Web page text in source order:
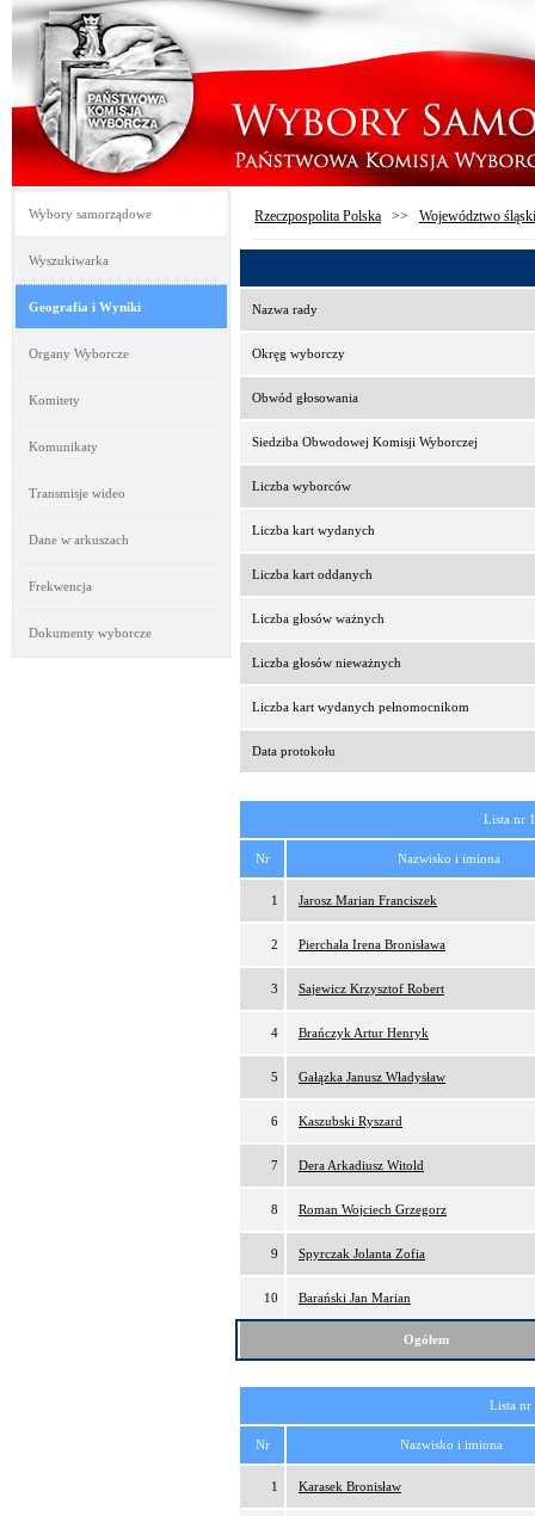
Wybory samorządowe
Wyszukiwarka
Geografia i Wyniki
Organy Wyborcze
Komitety
Komunikaty
Transmisje wideo
Dane w arkuszach
Frekwencja
Dokumenty wyborcze
Rzeczpospolita Polska >> Województwo
Nazwa rady
Okręg wyborczy
Obwód głosowania
Siedziba Obwodowej Komisji Wyborczej
Liczba wyborców
Liczba kart wydanych
Liczba kart oddanych
Liczba głosów ważnych
Liczba głosów nieważnych
Liczba kart wydanych pełnomocnikom
Data protokołu
Lista nr
Nr Nazwisko i imiona
1 Jarosz Marian Franciszek
2 Pierchała Irena Bronisława
3 Sajewicz Krzysztof Robert
4 Brańczyk Artur Henryk
5 Gałązka Janusz Władysław
6 Kaszubski Ryszard
7 Dera Arkadiusz Witold
8 Roman Wojciech Grzegorz
9 Spyrczak Jolanta Zofia
10 Barański Jan Marian
Ogółem
Lista
Nr Nazwisko i imiona
1 Karasek Bronisław